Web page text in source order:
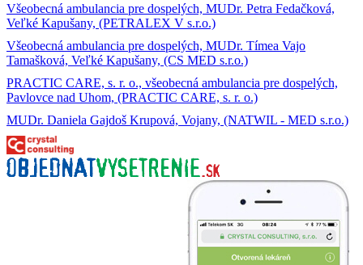
Všeobecná ambulancia pre dospelých, MUDr. Petra Fedačková,
Veľké Kapušany, (PETRALEX V s.r.o.)
Všeobecná ambulancia pre dospelých, MUDr. Tímea Vajo
Tamašková, Veľké Kapušany, (CS MED s.r.o.)
PRACTIC CARE, s. r. o., všeobecná ambulancia pre dospelých,
Pavlovce nad Uhom, (PRACTIC CARE, s. r. o.)
MUDr. Daniela Gajdoš Krupová, Vojany, (NATWIL - MED s.r.o.)